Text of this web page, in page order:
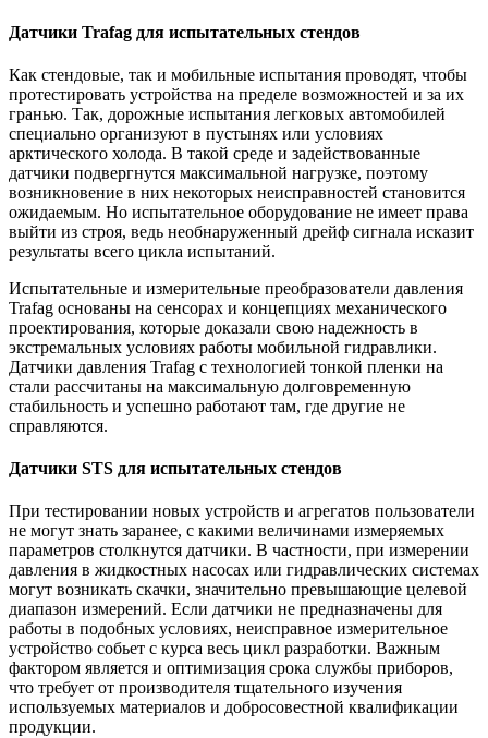
Датчики Trafag для испытательных стендов
Как стендовые, так и мобильные испытания проводят, чтобы
протестировать устройства на пределе возможностей и за их
гранью. Так, дорожные испытания легковых автомобилей
специально организуют в пустынях или условиях
арктического холода. В такой среде и задействованные
датчики подвергнутся максимальной нагрузке, поэтому
возникновение в них некоторых неисправностей становится
ожидаемым. Но испытательное оборудование не имеет права
выйти из строя, ведь необнаруженный дрейф сигнала исказит
результаты всего цикла испытаний.
Испытательные и измерительные преобразователи давления
Trafag основаны на сенсорах и концепциях механического
проектирования, которые доказали свою надежность в
экстремальных условиях работы мобильной гидравлики.
Датчики давления Trafag с технологией тонкой пленки на
стали рассчитаны на максимальную долговременную
стабильность и успешно работают там, где другие не
справляются.
Датчики STS для испытательных стендов
При тестировании новых устройств и агрегатов пользователи
не могут знать заранее, с какими величинами измеряемых
параметров столкнутся датчики. В частности, при измерении
давления в жидкостных насосах или гидравлических системах
могут возникать скачки, значительно превышающие целевой
диапазон измерений. Если датчики не предназначены для
работы в подобных условиях, неисправное измерительное
устройство собьет с курса весь цикл разработки. Важным
фактором является и оптимизация срока службы приборов,
что требует от производителя тщательного изучения
используемых материалов и добросовестной квалификации
продукции.